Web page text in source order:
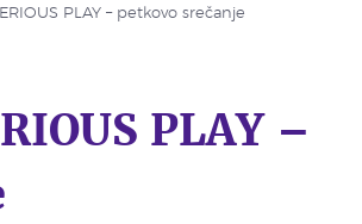
PLAY – petkovo srečanje
PLAY –